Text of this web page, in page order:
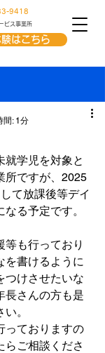
9418
はこちら
ビス事業所
間: 1分
就学児を対象と
所ですが、2025
て放課後等デイ
る予定です。
等も行っており
を書けるように
つけさせたいな
長さんの方も是
。
っておりますの
らご相談くださ